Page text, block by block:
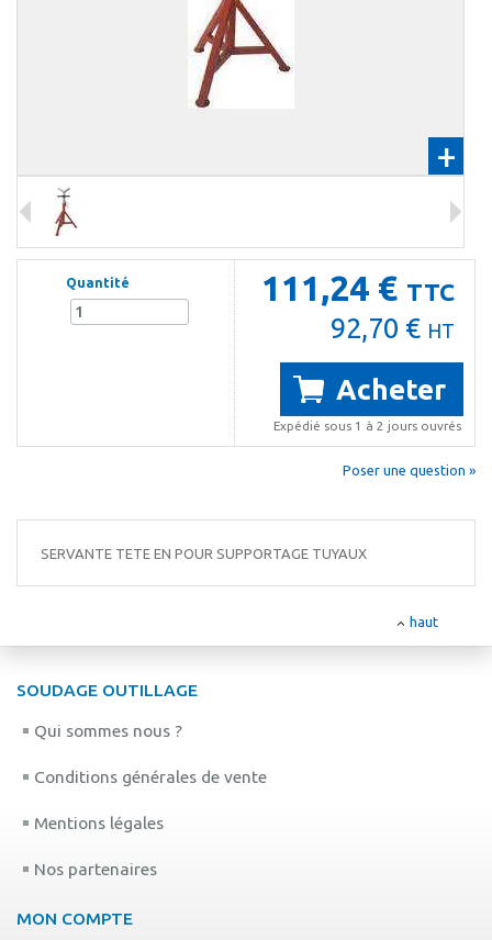
+
111,24 € TTC
92,70 € HT
Acheter
Expédié sous 1 à 2 jours ouvrés
Quantité
Poser une question »
SERVANTE TETE EN POUR SUPPORTAGE TUYAUX
haut
SOUDAGE OUTILLAGE
Qui sommes nous ?
Conditions générales de vente
Mentions légales
Nos partenaires
MON COMPTE